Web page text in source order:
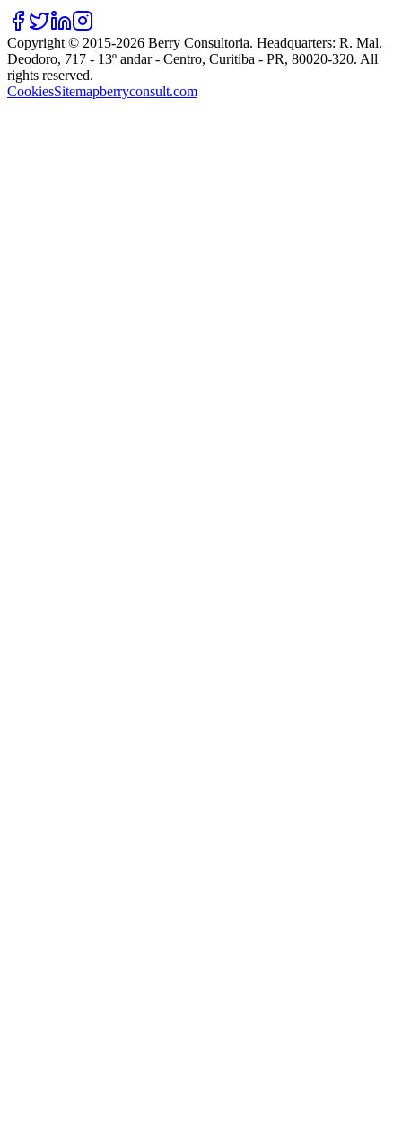
Copyright © 2015-2026 Berry Consultoria. Headquarters: R. Mal.
Deodoro, 717 - 13º andar - Centro, Curitiba - PR, 80020-320. All
rights reserved.
CookiesSitemapberryconsult.com